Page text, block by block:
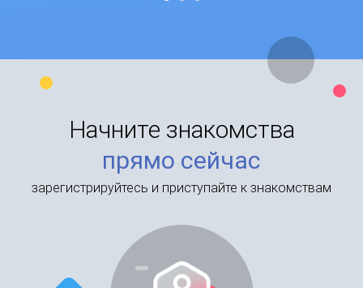
Начните знакомства
прямо сейчас
зарегистрируйтесь и приступайте к знакомствам